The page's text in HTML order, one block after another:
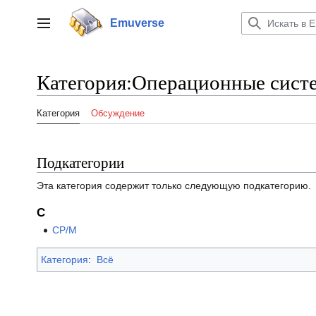
к
содержанию
Переключить боковую панель
Emuverse
Категория:Операционные
Категория Обсуждение
Подкатегории
Эта категория содержит только следующую подкатегорию.
C
CP/M
Категория: Всё